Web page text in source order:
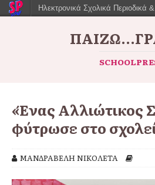
«Ένας Αλλιώτικος
φύτρωσε στο
ΜΑΝΔΡΑΒΕΛΗ ΝΙΚΟΛΕΤΑ
Ηλεκτρονικά Σχολικά Περιοδικά